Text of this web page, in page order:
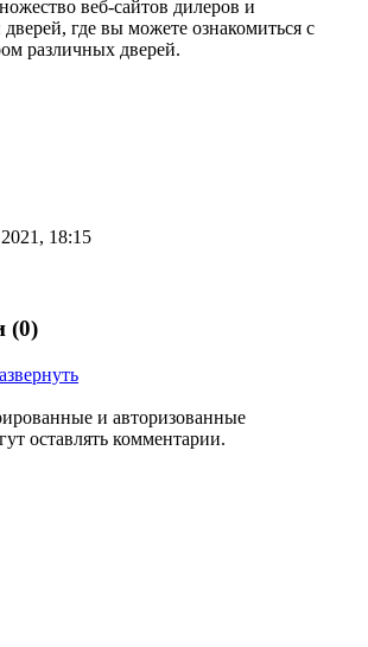
веб-сайтов дилеров и
где вы можете ознакомиться с
различных дверей.
18:15
(0)
и авторизованные
оставлять комментарии.